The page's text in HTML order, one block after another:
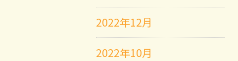
2022年12月
2022年10月